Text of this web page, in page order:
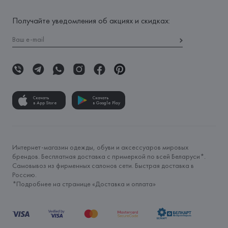
Получайте уведомления об акциях и скидках:
Скачать
в App Store
Скачать
в Google Play
Интернет-магазин одежды, обуви и аксессуаров мировых
брендов. Бесплатная доставка с примеркой по всей Беларуси*.
Самовывоз из фирменных салонов сети. Быстрая доставка в
Россию.
*Подробнее на странице «Доставка и оплата»